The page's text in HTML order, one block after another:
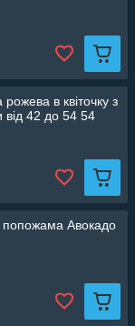
в квіточку з
від 42 до 54 54
Авокадо